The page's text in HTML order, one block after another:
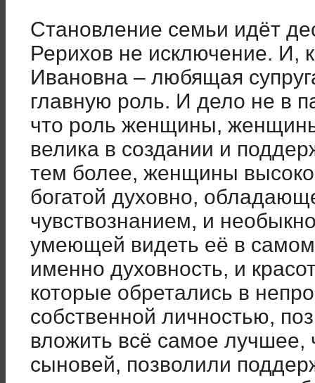
Становление семьи идёт
Рерихов не исключение. И,
Ивановна – любящая
главную роль. И дело не в
что роль женщины,
велика в создании и
тем более, женщины
богатой духовно,
чувствознанием, и
умеющей видеть её в
именно духовность, и
которые обретались в
собственной личностью,
вложить всё самое
сыновей, позволили